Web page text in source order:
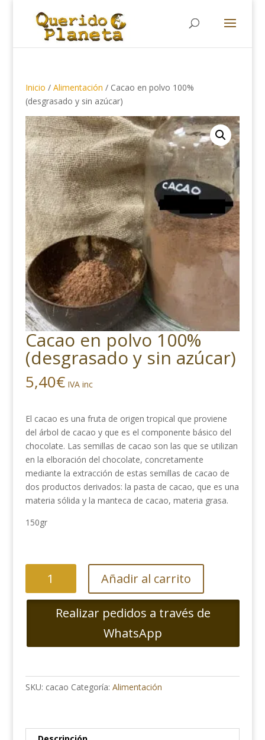
de
productos
Inicio / Alimentación / Cacao en polvo 100%
(desgrasado y sin azúcar)
Cacao en polvo 100%
(desgrasado y sin azúcar)
5,40€ IVA inc
El cacao es una fruta de origen tropical que proviene
del árbol de cacao y que es el componente básico del
chocolate. Las semillas de cacao son las que se utilizan
en la elboración del chocolate, concretamente
mediante la extracción de estas semillas de cacao de
dos productos derivados: la pasta de cacao, que es una
materia sólida y la manteca de cacao, materia grasa.
150gr
polvo
cantidad
Añadir al carrito
Realizar pedidos a través de
WhatsApp
SKU: cacao Categoría: Alimentación